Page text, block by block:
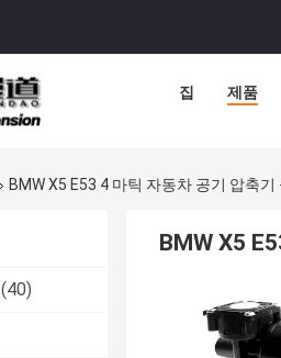
집 제품
BMW X5 E53 4 마틱 자동차 공기 압축
(40)
BMW X5